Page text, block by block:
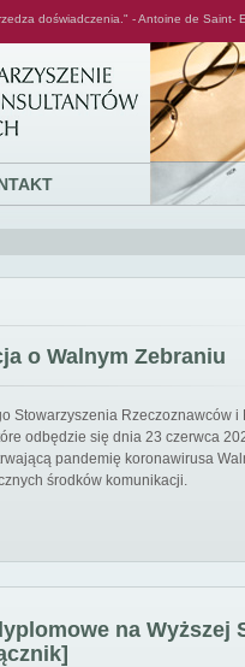
doświadczenia." - Antoine de Saint-
o Walnym Zebraniu
Stowarzyszenia Rzeczoznawców i
odbędzie się dnia 23 czerwca
pandemię koronawirusa
środków komunikacji.
na Wyższej